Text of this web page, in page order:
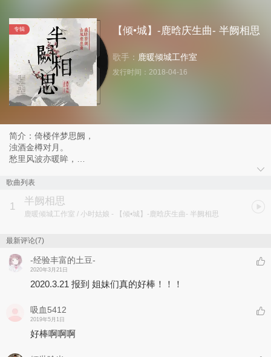
专辑 【倾•城】-鹿晗庆生曲- 半阙相思
歌手： 鹿暖倾城工作室
发行时间： 2018-04-16
简介：倚楼伴梦思阙，
浊酒金樽对月。
愁里风波亦暖眸，
墨上如玉俏公子
情深怎自处
愿携君白头
歌曲列表
1 半阙相思
鹿暖倾城工作室 / 小时姑娘 - 【倾•城】-鹿晗庆生曲- 半阙相思
最新评论(7)
-经验丰富的土豆-
2020年3月21日
2020.3.21 报到 姐妹们真的好棒！！！
吸血5412
2019年5月1日
好棒啊啊啊